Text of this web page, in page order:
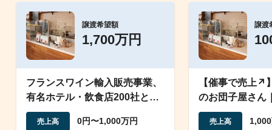
譲渡希望額
1,700万円
フランスワイン輸入販売事業、
有名ホテル・飲食店200社との
取引実績あり
売上高 0円〜1,000万円
譲渡
【催事で売上↗
のお団子屋さん
有名イベント出
売上高